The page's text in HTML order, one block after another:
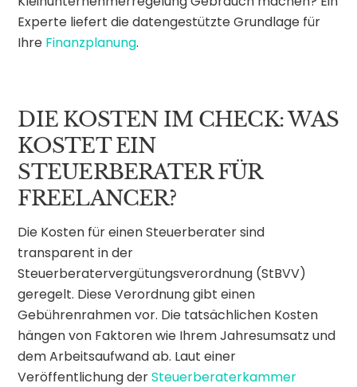
Experte liefert die datengestützte Grundlage für
Ihre Finanzplanung.
DIE KOSTEN IM CHECK: WAS
KOSTET EIN
STEUERBERATER FÜR
FREELANCER?
Die Kosten für einen Steuerberater sind
transparent in der
Steuerberatervergütungsverordnung (StBVV)
geregelt. Diese Verordnung gibt einen
Gebührenrahmen vor. Die tatsächlichen Kosten
hängen von Faktoren wie Ihrem Jahresumsatz und
dem Arbeitsaufwand ab. Laut einer
Veröffentlichung derSteuerberaterkammer